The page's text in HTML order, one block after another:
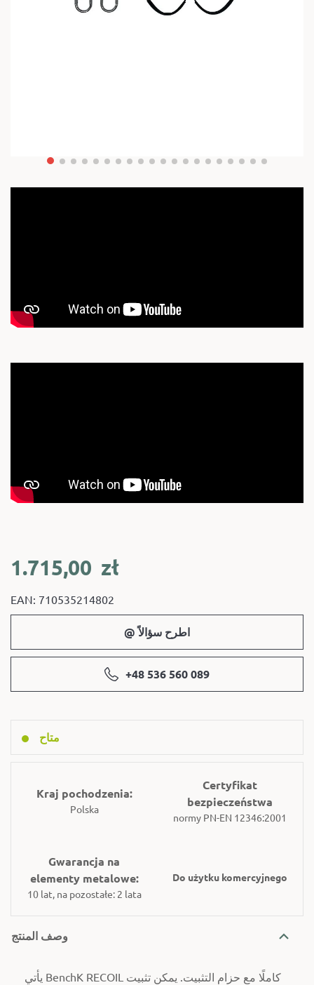
1.715,00 zł
EAN: 710535214802
@ اطرح سؤالاً
+48 536 560 089
متاح
Kraj pochodzenia:
Polska
Certyfikat
bezpieczeństwa
normy PN-EN 12346:2001
Gwarancja na
elementy metalowe:
10 lat, na pozostałe: 2 lata
Do użytku komercyjnego
وصف المنتج
يأتي BenchK RECOIL كاملًا مع حزام التثبيت. يمكن تثبيت